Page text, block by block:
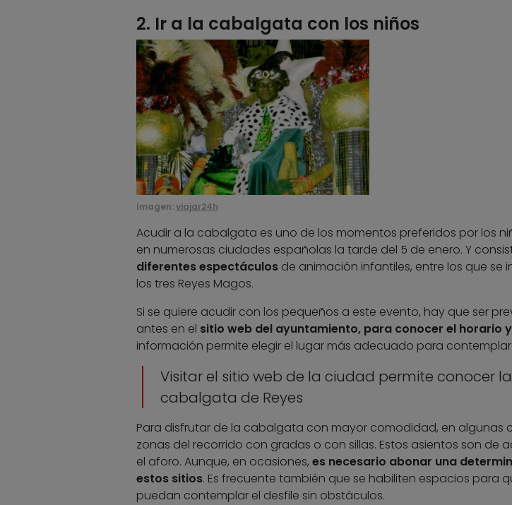
2. Ir a la cabalgata con los niños
Imagen: viajar24h
Acudir a la cabalgata es uno de los momentos preferidos por los
en numerosas ciudades españolas la tarde del 5 de enero. Y
diferentes espectáculosde animación infantiles, entre los que se
los tres Reyes Magos.
Si se quiere acudir con los pequeños a este evento, hay que ser
antes en el sitio web del ayuntamiento, para conocer el horario
información permite elegir el lugar más adecuado para
Visitar el sitio web de la ciudad permite conocer
cabalgata de Reyes
Para disfrutar de la cabalgata con mayor comodidad, en algunas
zonas del recorrido con gradas o con sillas. Estos asientos son de
el aforo. Aunque, en ocasiones, es necesario abonar una
estos sitios. Es frecuente también que se habiliten espacios para
puedan contemplar el desfile sin obstáculos.